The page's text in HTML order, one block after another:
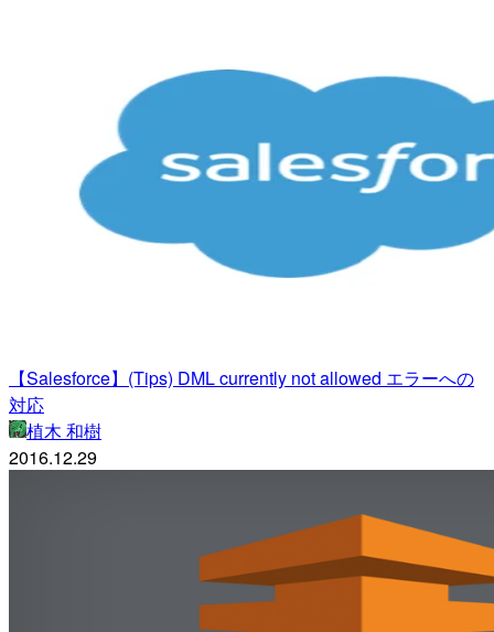
【Salesforce】(Tips) DML currently not allowed エラーへの
対応
植木 和樹
2016.12.29